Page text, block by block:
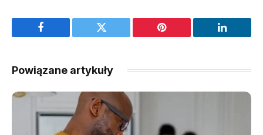
Facebook Twitter Pinterest LinkedIn
Powiązane artykuły